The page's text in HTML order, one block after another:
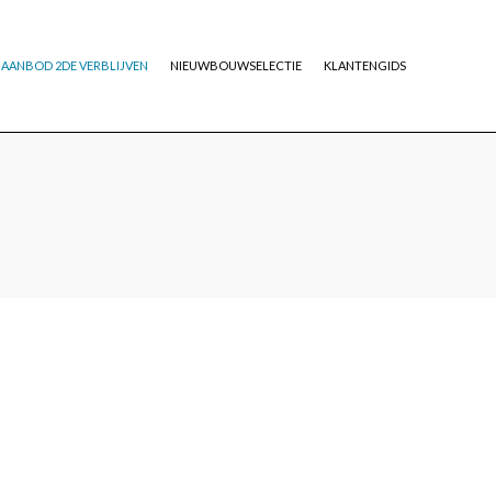
AANBOD 2DE VERBLIJVEN NIEUWBOUWSELECTIE KLANTENGIDS